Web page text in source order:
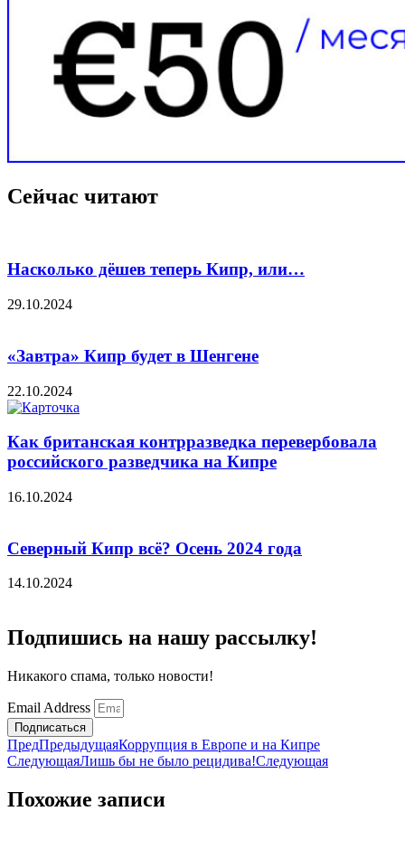
Сейчас читают
Насколько дёшев теперь Кипр, или…
29.10.2024
«Завтра» Кипр будет в Шенгене
22.10.2024
Как британская контрразведка перевербовала
российского разведчика на Кипре
16.10.2024
Северный Кипр всё? Осень 2024 года
14.10.2024
Подпишись на нашу рассылку!
Никакого спама, только новости!
Email Address
Подписаться
ПредПредыдущаяКоррупция в Европе и на Кипре
СледующаяЛишь бы не было рецидива!Следующая
Похожие записи